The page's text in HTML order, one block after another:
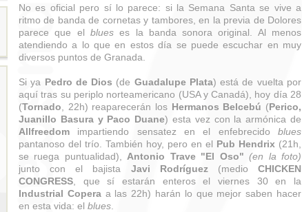
No es oficial pero sí lo parece: si la Semana Santa se vive a
ritmo de banda de cornetas y tambores, en la previa de Dolores
parece que el blueses la banda sonora original. Al menos
atendiendo a lo que en estos día se puede escuchar en muy
diversos puntos de Granada.
Si ya Pedro de Dios (de Guadalupe Plata) está de vuelta por
aquí tras su periplo norteamericano (USA y Canadá), hoy día 28
(Tornado , 22h) reaparecerán los Hermanos Belcebú (Perico,
Juanillo Basuray Paco Duane) esta vez con la armónica de
Allfreedom impartiendo sensatez en el enfebrecido blues
pantanoso del trío. También hoy, pero en el Pub Hendrix (21h,
se ruega puntualidad), Antonio Trave "El Oso" (en la foto)
junto con el bajista Javi Rodríguez (medioCHICKEN
CONGRESS , que sí estarán enteros el viernes 30 en la
Industrial Coperaa las 22h) harán lo que mejor saben hacer
en esta vida: el blues